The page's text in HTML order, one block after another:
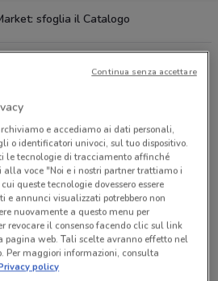
sfoglia il Catalogo
Medi-Market
e accediamo ai dati personali,
o identificatori univoci, sul tuo dispositivo.
le tecnologie di tracciamento affinché
alla voce "Noi e i nostri partner trattiamo i
queste tecnologie dovessero essere
e annunci visualizzati potrebbero non
nuovamente a questo menu per
revocare il consenso facendo clic sul link
web. Tali scelte avranno effetto nel
Per maggiori informazioni, consulta
policy
Continua senza accettare